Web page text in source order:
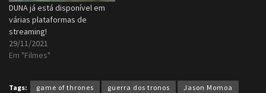
DUNA já está disponível em
várias plataformas de
streaming!
29/11/2021
Em "Filmes"
Tags: game of thrones guerra dos tronos
Jason Momoa